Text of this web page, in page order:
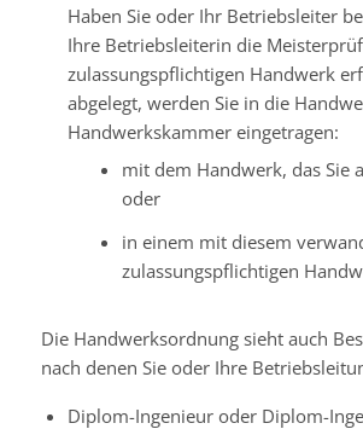
Haben Sie oder Ihr Betriebsleiter
Ihre Betriebsleiterin die
zulassungspflichtigen Handwerk
abgelegt, werden Sie in die
Handwerkskammer eingetragen:
mit dem Handwerk, das Sie
oder
in einem mit diesem
zulassungspflichtigen
Die Handwerksordnung sieht auch
nach denen Sie oder Ihre
Diplom-Ingenieur oder Diplom-